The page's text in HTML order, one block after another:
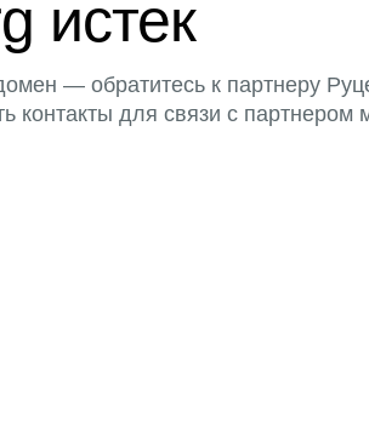
истек
— обратитесь к партнеру
контакты для связи с партнером